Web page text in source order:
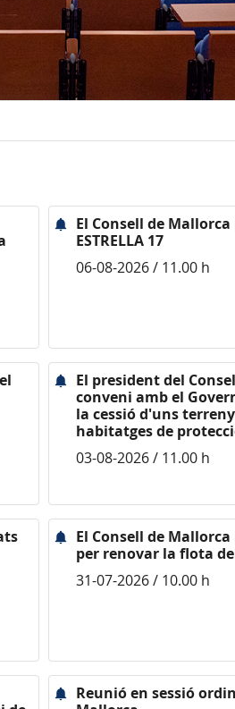
El Consell de
ESTRELLA 17
06-08-2026 / 11.00 h
El president del
conveni amb el
la cessió d'uns
habitatges de
03-08-2026 / 11.00 h
El Consell de
per renovar la flota
31-07-2026 / 10.00 h
Reunió en sessió